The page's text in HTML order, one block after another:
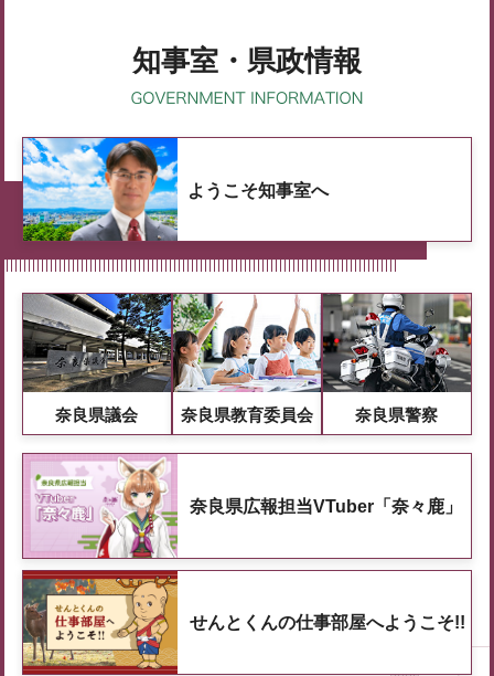
知事室・県政情報
ようこそ知事室へ
奈良県議会 奈良県教育委員会 奈良県警察
奈良県広報担当VTuber「奈々鹿」
せんとくんの仕事部屋へようこそ!!